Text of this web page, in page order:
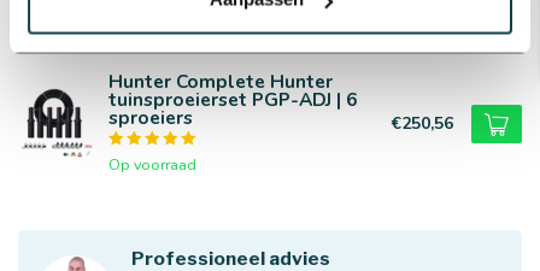
Hunter Complete Hunter
tuinsproeierset PGP-ADJ | 6
sproeiers
Op voorraad
€250,56
Professioneel advies